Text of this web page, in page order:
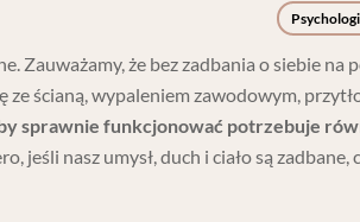
Zauważamy, że bez zadbania o siebie na
ścianą, wypaleniem zawodowym,
sprawnie funkcjonować potrzebuje
jeśli nasz umysł, duch i ciało są